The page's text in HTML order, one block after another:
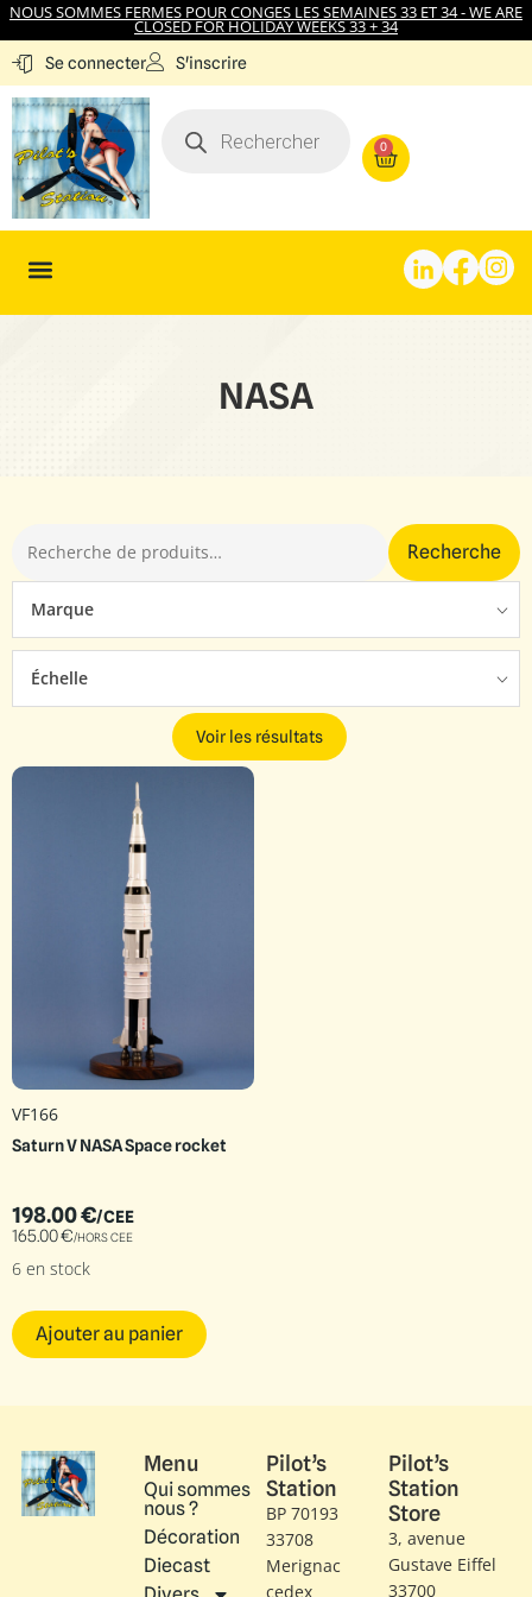
NOUS SOMMES FERMES POUR CONGES LES SEMAINES 33 ET 34 - WE ARE
CLOSED FOR HOLIDAY WEEKS 33 + 34
Se connecter S'inscrire
0
NASA
Recherche
Marque
Échelle
Voir les résultats
VF166
Saturn V NASA Space rocket
198.00€/CEE
165.00€/HORS CEE
6 en stock
Ajouter au panier
Menu
Qui sommes
nous ?
Décoration
Diecast
Pilot’s
Station
BP 70193
33708
Merignac
cedex
Pilot’s
Station
Store
3, avenue
Gustave Eiffel​
33700